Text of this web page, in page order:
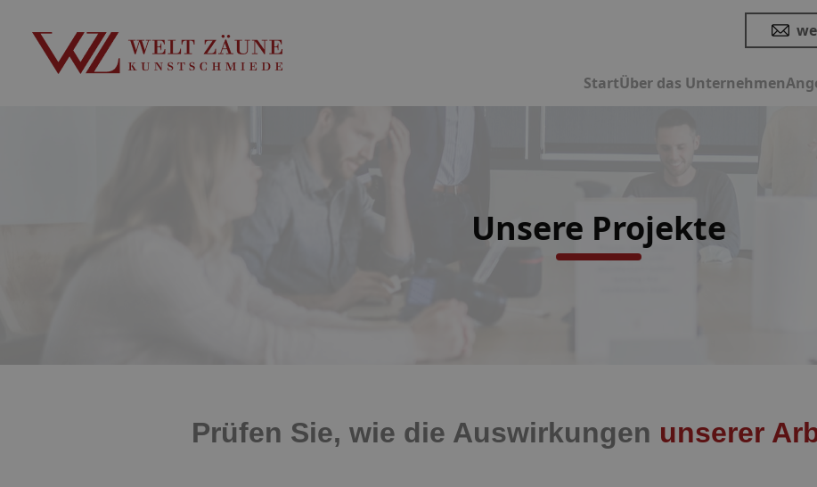
StartÜber das Unternehmen
Unsere Projekte
Prüfen Sie, wie die Auswirkungen unserer